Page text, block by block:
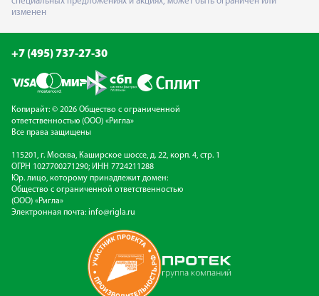
изменен
+7 (495) 737-27-30
Копирайт: © 2026 Общество с ограниченной
ответственностью (ООО) «Ригла»
Все права защищены
115201, г. Москва, Каширское шоссе, д. 22, корп. 4, стр. 1
ОГРН 1027700271290; ИНН 7724211288
Юр. лицо, которому принадлежит домен:
Общество с ограниченной ответственностью
(ООО) «Ригла»
Электронная почта: info@rigla.ru